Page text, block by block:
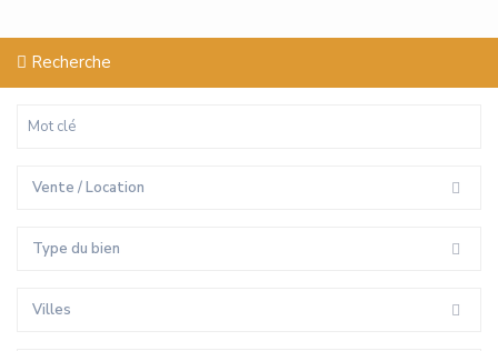
Recherche
Vente / Location
Type du bien
Villes